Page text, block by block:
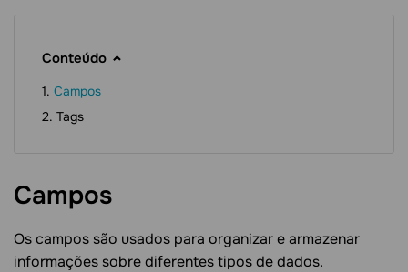
Conteúdo
Campos
Tags
Campos
Os campos são usados para organizar e armazenar
informações sobre diferentes tipos de dados.